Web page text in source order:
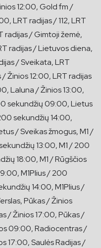
12:00, Gold fm /
LRT radijas / 112, LRT
radijas / Gimtoji žemė,
radijas / Lietuvos diena,
/ Sveikata, LRT
Žinios 12:00, LRT radijas
Laluna / Žinios 13:00,
sekundžių 09:00, Lietus
sekundžių 14:00,
/ Sveikas žmogus, M1 /
13:00, M1 / 200
18:00, M1 / Rūgščios
M1Plius / 200
14:00, M1Plius /
Pūkas / Žinios
/ Žinios 17:00, Pūkas /
09:00, Radiocentras /
17:00, Saulės Radijas /